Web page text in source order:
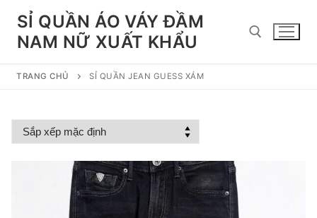
Chuyển
đếnSỈ QUẦN ÁO VÁY ĐẦM
NAM NỮ XUẤT KHẨU
TRANG CHỦ SỈ QUẦN JEAN GUESS XÁM